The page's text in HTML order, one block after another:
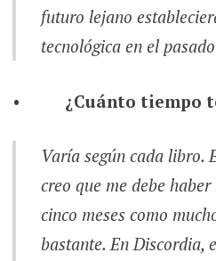
futuro lejano
tecnológica en el
• ¿Cuánto tiempo
Varía según cada libro.
creo que me debe
cinco meses como
bastante. EnDiscordia,